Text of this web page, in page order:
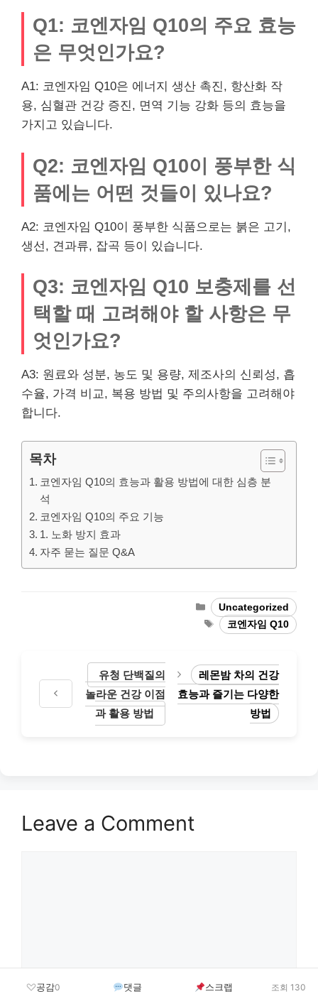
Q1: 코엔자임 Q10의 주요 효능
은 무엇인가요?
A1: 코엔자임 Q10은 에너지 생산 촉진, 항산화 작
용, 심혈관 건강 증진, 면역 기능 강화 등의 효능을
가지고 있습니다.
Q2: 코엔자임 Q10이 풍부한 식
품에는 어떤 것들이 있나요?
A2: 코엔자임 Q10이 풍부한 식품으로는 붉은 고기,
생선, 견과류, 잡곡 등이 있습니다.
Q3: 코엔자임 Q10 보충제를 선
택할 때 고려해야 할 사항은 무
엇인가요?
A3: 원료와 성분, 농도 및 용량, 제조사의 신뢰성, 흡
수율, 가격 비교, 복용 방법 및 주의사항을 고려해야
합니다.
목차
코엔자임 Q10의 효능과 활용 방법에 대한 심층 분
석
코엔자임 Q10의 주요 기능
1. 노화 방지 효과
자주 묻는 질문 Q&A
Categories
Uncategorized
Tags코엔자임 Q10
유청 단백질의
놀라운 건강 이점
과 활용 방법
레몬밤 차의 건강
효능과 즐기는 다양한
방법
Leave a Comment
공감0 댓글 스크랩 조회 130